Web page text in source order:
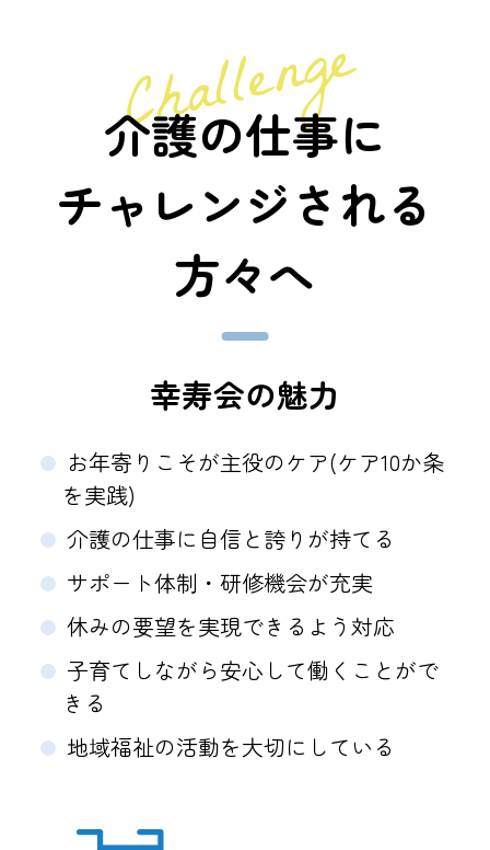
Challenge
介護の仕事に
チャレンジされる
方々へ
幸寿会の魅力
お年寄りこそが主役のケア(ケア10か条
を実践)
介護の仕事に自信と誇りが持てる
サポート体制・研修機会が充実
休みの要望を実現できるよう対応
子育てしながら安心して働くことがで
きる
地域福祉の活動を大切にしている